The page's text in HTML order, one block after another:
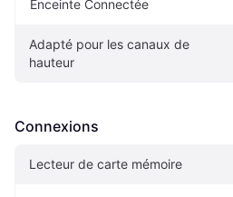
Enceinte Connectée
Adapté pour les canaux de
hauteur
Connexions
Lecteur de carte mémoire